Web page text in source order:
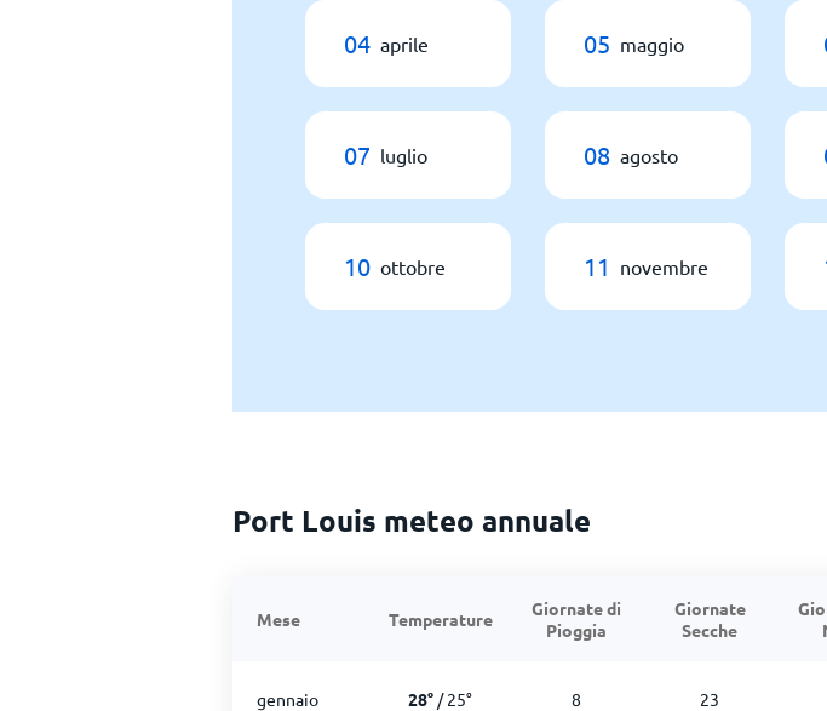
04 aprile 05 maggio
07 luglio 08 agosto
10 ottobre 11 novembre
Port Louis meteo annuale
Mese Temperature
Giornate di
Pioggia
Giornate
Secche
gennaio 28° /25° 8 23